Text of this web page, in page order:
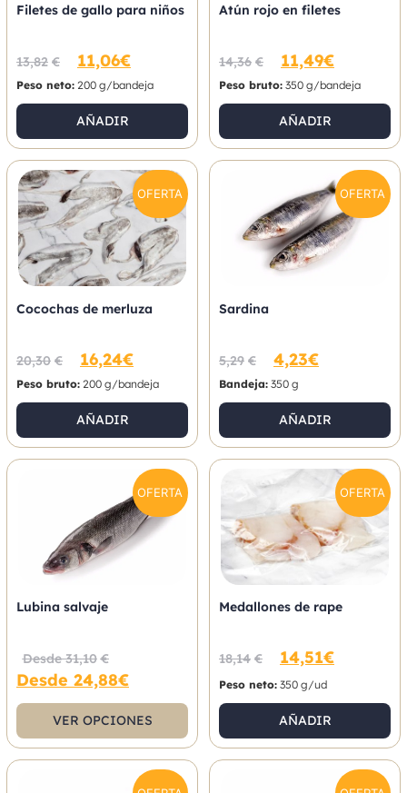
Filetes de gallo para niños
13,82 € 11,06€
Peso neto: 200 g/bandeja
AÑADIR
Atún rojo en filetes
14,36 € 11,49€
Peso bruto: 350 g/bandeja
AÑADIR
OFERTA
Cocochas de merluza
20,30 € 16,24€
Peso bruto: 200 g/bandeja
AÑADIR
OFERTA
Sardina
5,29 € 4,23€
Bandeja: 350 g
AÑADIR
OFERTA
Lubina salvaje
Desde 31,10 €
Desde 24,88€
VER OPCIONES
OFERTA
Medallones de rape
18,14 € 14,51€
Peso neto: 350 g/ud
AÑADIR